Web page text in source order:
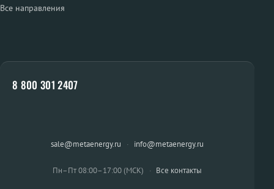
Все направления
8 800 301 2407
sale@metaenergy.ru · info@metaenergy.ru
Пн–Пт 08:00–17:00 (МСК) · Все контакты